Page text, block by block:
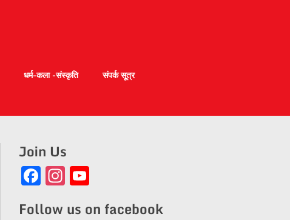
धर्म-कला -संस्कृति
संपर्क सूत्र
Join Us
Facebook
Instagram
Follow us on facebook